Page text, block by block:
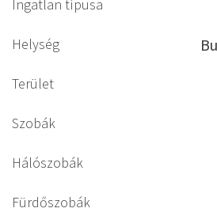
Ingatlan típusa
Helység
Terület
Szobák
Hálószobák
Fürdőszobák